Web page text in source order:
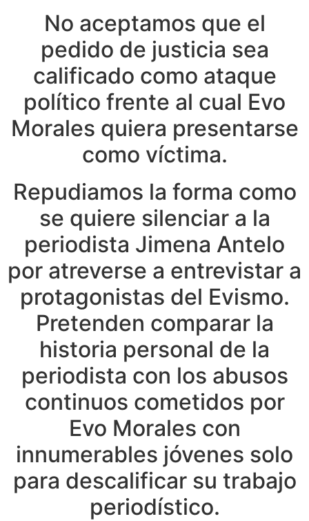
No aceptamos que el
pedido de justicia sea
calificado como ataque
político frente al cual Evo
Morales quiera presentarse
como víctima.
Repudiamos la forma como
se quiere silenciar a la
periodista Jimena Antelo
por atreverse a entrevistar a
protagonistas del Evismo.
Pretenden comparar la
historia personal de la
periodista con los abusos
continuos cometidos por
Evo Morales con
innumerables jóvenes solo
para descalificar su trabajo
periodístico.